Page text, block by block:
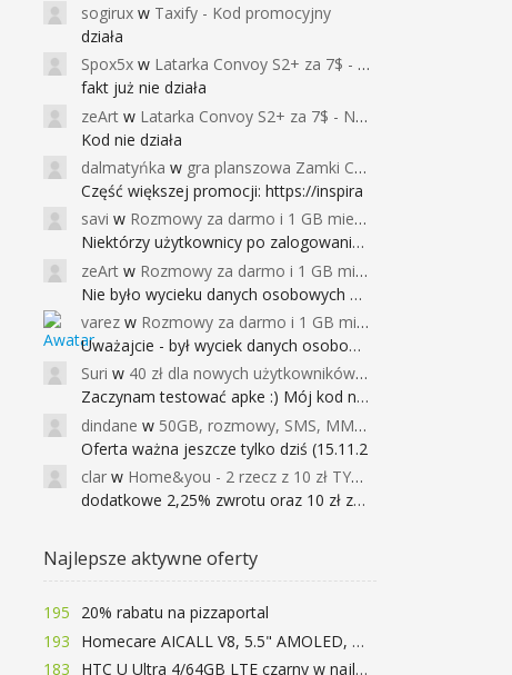
sogirux w Taxify - Kod promocyjny
działa
Spox5x w Latarka Convoy S2+ za 7$ - Najniższa cena od 2017r
fakt już nie działa
zeArt w Latarka Convoy S2+ za 7$ - Najniższa cena od 2017r
Kod nie działa
dalmatyńka w gra planszowa Zamki Caladale za 39zł
Część większej promocji: https://inspira
savi w Rozmowy za darmo i 1 GB miesięcznie
Niektórzy użytkownicy po zalogowaniu do
zeArt w Rozmowy za darmo i 1 GB miesięcznie
Nie było wycieku danych osobowych a nieo
varez w Rozmowy za darmo i 1 GB miesięcznie
Uważajcie - był wyciek danych osobowych
Suri w 40 zł dla nowych użytkowników Google Pay (dawniej Android Pay)
Zaczynam testować apke :) Mój kod na 40
dindane w 50GB, rozmowy, SMS, MMS bez limitu przez 6 miesięcy za darmo za przeniesienie numeru do Play NEXT
Oferta ważna jeszcze tylko dziś (15.11.2
clar w Home&you - 2 rzecz z 10 zł TYLKO DZISIAJ
dodatkowe 2,25% zwrotu oraz 10 zł za r
Najlepsze aktywne oferty
195
20% rabatu na pizzaportal
193
Homecare AICALL V8, 5.5" AMOLED, 4/128GB, Snapdragon 652, LTE, QC3.0, 3400mAh za 416zł
183
HTC U Ultra 4/64GB LTE czarny w najlepszej cenie na rynku 799 zł!!!